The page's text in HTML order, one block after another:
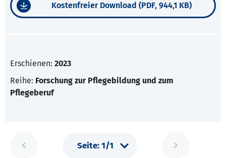
Kostenfreier Download (PDF, 944,1 KB)
Erschienen: 2023
Reihe: Forschung zur Pflegebildung und zum
Pflegeberuf